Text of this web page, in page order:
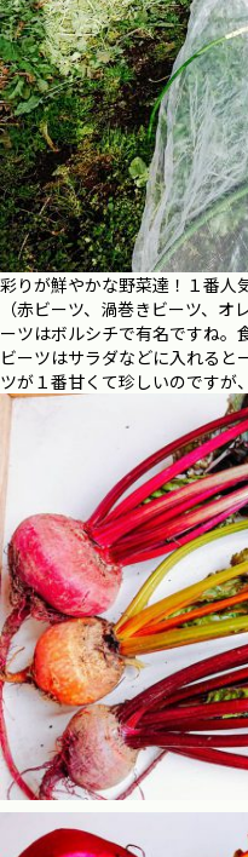
彩りが鮮やかな野菜達！１番人
（赤ビーツ、渦巻きビーツ、
ーツはボルシチで有名ですね。
ビーツはサラダなどに入れると
ツが１番甘くて珍しいのですが